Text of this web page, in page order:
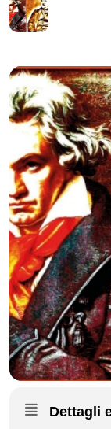
Dettagli